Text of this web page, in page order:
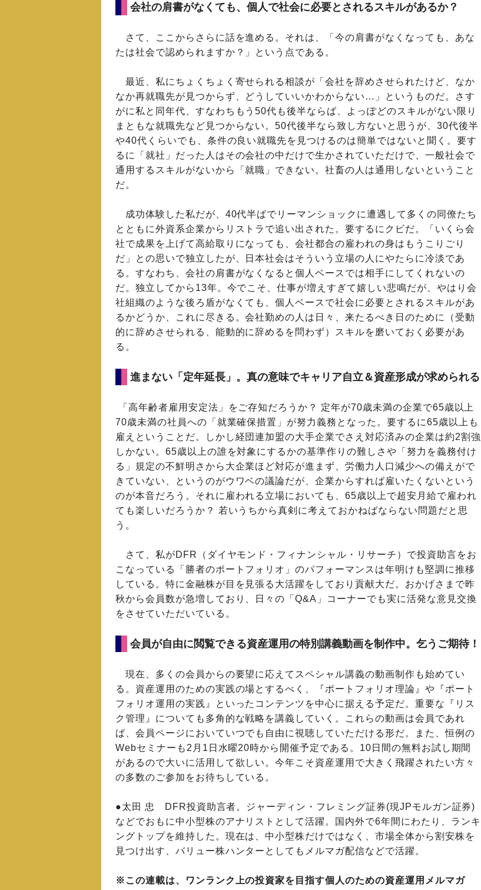
会社の肩書がなくても、個人で社会に必要とされるスキルがあるか？
さて、ここからさらに話を進める。それは、「今の肩書がなくなっても、あな
たは社会で認められますか？」という点である。
最近、私にちょくちょく寄せられる相談が「会社を辞めさせられたけど、なか
なか再就職先が見つからず、どうしていいかわからない…」というものだ。さす
がに私と同年代、すなわちもう50代も後半ならば、よっぽどのスキルがない限り
まともな就職先など見つからない。50代後半なら致し方ないと思うが、30代後半
や40代くらいでも、条件の良い就職先を見つけるのは簡単ではないと聞く。要す
るに「就社」だった人はその会社の中だけで生かされていただけで、一般社会で
通用するスキルがないから「就職」できない。社畜の人は通用しないということ
だ。
成功体験した私だが、40代半ばでリーマンショックに遭遇して多くの同僚たち
とともに外資系企業からリストラで追い出された。要するにクビだ。「いくら会
社で成果を上げて高給取りになっても、会社都合の雇われの身はもうこりごり
だ」との思いで独立したが、日本社会はそういう立場の人にやたらに冷淡であ
る。すなわち、会社の肩書がなくなると個人ベースでは相手にしてくれないの
だ。独立してから13年。今でこそ、仕事が増えすぎて嬉しい悲鳴だが、やはり会
社組織のような後ろ盾がなくても、個人ベースで社会に必要とされるスキルがあ
るかどうか、これに尽きる。会社勤めの人は日々、来たるべき日のために（受動
的に辞めさせられる、能動的に辞めるを問わず）スキルを磨いておく必要があ
る。
進まない「定年延長」。真の意味でキャリア自立＆資産形成が求められる
「高年齢者雇用安定法」をご存知だろうか？ 定年が70歳未満の企業で65歳以上
70歳未満の社員への「就業確保措置」が努力義務となった。要するに65歳以上も
雇えということだ。しかし経団連加盟の大手企業でさえ対応済みの企業は約2割強
しかない。65歳以上の誰を対象にするかの基準作りの難しさや「努力を義務付け
る」規定の不鮮明さから大企業ほど対応が進まず、労働力人口減少への備えがで
きていない、というのがウワベの議論だが、企業からすれば雇いたくないという
のが本音だろう。それに雇われる立場においても、65歳以上で超安月給で雇われ
ても楽しいだろうか？ 若いうちから真剣に考えておかねばならない問題だと思
う。
さて、私がDFR（ダイヤモンド・フィナンシャル・リサーチ）で投資助言をお
こなっている「勝者のポートフォリオ」のパフォーマンスは年明けも堅調に推移
している。特に金融株が目を見張る大活躍をしており貢献大だ。おかげさまで昨
秋から会員数が急増しており、日々の「Q&A」コーナーでも実に活発な意見交換
をさせていただいている。
会員が自由に閲覧できる資産運用の特別講義動画を制作中。乞うご期待！
現在、多くの会員からの要望に応えてスペシャル講義の動画制作も始めてい
る。資産運用のための実践の場とするべく、『ポートフォリオ理論』や『ポート
フォリオ運用の実践』といったコンテンツを中心に据える予定だ。重要な『リス
ク管理』についても多角的な戦略を講義していく。これらの動画は会員であれ
ば、会員ページにおいていつでも自由に視聴していただける形だ。また、恒例の
Webセミナーも2月1日水曜20時から開催予定である。10日間の無料お試し期間
があるので大いに活用して欲しい。今年こそ資産運用で大きく飛躍されたい方々
の多数のご参加をお待ちしている。
●太田 忠 DFR投資助言者。ジャーディン・フレミング証券(現JPモルガン証券)
などでおもに中小型株のアナリストとして活躍。国内外で6年間にわたり、ランキ
ングトップを維持した。現在は、中小型株だけではなく、市場全体から割安株を
見つけ出す、バリュー株ハンターとしてもメルマガ配信などで活躍。
※この連載は、ワンランク上の投資家を目指す個人のための資産運用メルマガ